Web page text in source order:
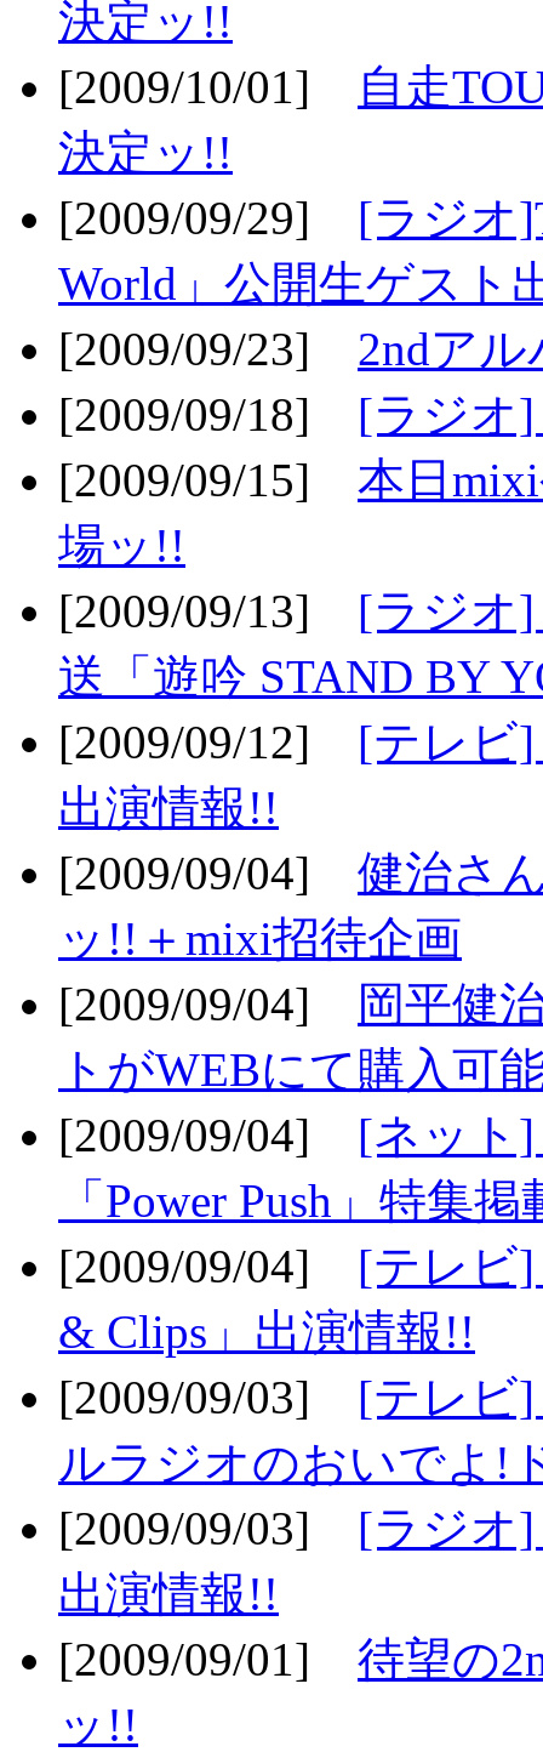
決定ッ!!
[2009/10/01]
自走
決定ッ!!
[2009/09/29] [ラジオ
World」公開生ゲスト
[2009/09/23] 2ndア
[2009/09/18] [ラジオ
[2009/09/15] 本日
場ッ!!
[2009/09/13] [ラジオ]
送「遊吟 STAND BY
[2009/09/12] [テレビ]
出演情報!!
[2009/09/04] 健治さ
ッ!!＋mixi招待企画
[2009/09/04]
岡平健
トがWEBにて購入可
[2009/09/04] [ネット]
「Power Push」特集
[2009/09/04] [テレビ]
& Clips」出演情報!!
[2009/09/03] [テレビ
ルラジオのおいでよ!
[2009/09/03] [ラジオ]
出演情報!!
[2009/09/01] 待望の
ッ!!